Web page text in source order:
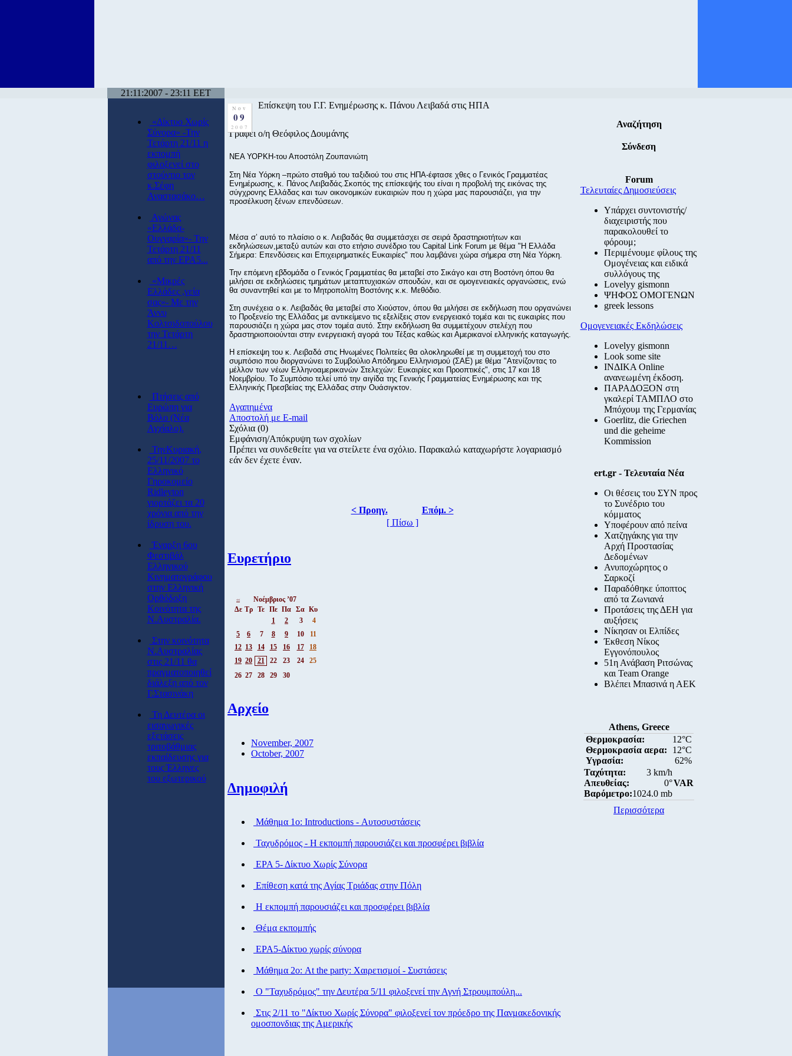
21:11:2007 - 23:11 EET
«Δίκτυο Χωρίς
Σύνορα» -Την
Τετάρτη 21/11 η
εκπομπή
φιλοξενεί στο
στούντιο τον
κ.Σέφη
Αναστασάκο…
Αγώνας
«Ελλάδα-
Ουγγαρία»- Την
Τετάρτη 21/11
από την ΕΡΑ5...
«Μικρές
Ελλάδες ,γεία
σας»- Με την
Άννυ
Κολτσιδοπούλου
την Τετάρτη
21/11…
Πτήσεις από
Eυρώπη για
Βόλο (Νέα
Αγχίαλο).
ΤηνΚυριακή,
25/11/2007 το
Ελληνικό
Γηροκομείο
Ridleyton
γιορτάζει τα 20
χρόνια από την
ίδρυση του.
Έναρξη 6ου
Φεστιβάλ
Ελληνικού
Κινηματογράφου
στην Ελληνική
Ορθόδοξη
Κοινότητα της
Ν.Αυστραλία.
Στην κοινότητα
Ν.Αυστραλίας
στις 21/11 θα
πραγματοποιηθεί
διάλεξη από τον
Γ.Στασινάκη
Τη Δευτέρα οι
εισαγωγικές
εξετάσεις
τριτοβάθμιας
εκπαίδευσης για
τους Έλληνες
του εξωτερικού
Nov
09
2007
Επίσκεψη του Γ.Γ. Ενημέρωσης κ. Πάνου Λειβαδά στις ΗΠΑ
Γράφει ο/η Θεόφιλος Δουμάνης
ΝΕΑ ΥΟΡΚΗ-του Αποστόλη Ζουπανιώτη
Στη Νέα Υόρκη –πρώτο σταθμό του ταξιδιού του στις ΗΠΑ-έφτασε χθες ο Γενικός Γραμματέας
Ενημέρωσης, κ. Πάνος Λειβαδάς.Σκοπός της επίσκεψής του είναι η προβολή της εικόνας της
σύγχρονης Ελλάδας και των οικονομικών ευκαιριών που η χώρα μας παρουσιάζει, για την
προσέλκυση ξένων επενδύσεων.
Μέσα σ’ αυτό το πλαίσιο ο κ. Λειβαδάς θα συμμετάσχει σε σειρά δραστηριοτήτων και
εκδηλώσεων,μεταξύ αυτών και στο ετήσιο συνέδριο του Capital Link Forum με θέμα "Η Ελλάδα
Σήμερα: Επενδύσεις και Επιχειρηματικές Ευκαιρίες" που λαμβάνει χώρα σήμερα στη Νέα Υόρκη.
Την επόμενη εβδομάδα ο Γενικός Γραμματέας θα μεταβεί στο Σικάγο και στη Βοστόνη όπου θα
μιλήσει σε εκδηλώσεις τμημάτων μεταπτυχιακών σπουδών, και σε ομογενειακές οργανώσεις, ενώ
θα συναντηθεί και με το Μητροπολίτη Βοστόνης κ.κ. Μεθόδιο.
Στη συνέχεια ο κ. Λειβαδάς θα μεταβεί στο Χιούστον, όπου θα μιλήσει σε εκδήλωση που οργανώνει
το Προξενείο της Ελλάδας με αντικείμενο τις εξελίξεις στον ενεργειακό τομέα και τις ευκαιρίες που
παρουσιάζει η χώρα μας στον τομέα αυτό. Στην εκδήλωση θα συμμετέχουν στελέχη που
δραστηριοποιούνται στην ενεργειακή αγορά του Τέξας καθώς και Αμερικανοί ελληνικής καταγωγής.
Η επίσκεψη του κ. Λειβαδά στις Ηνωμένες Πολιτείες θα ολοκληρωθεί με τη συμμετοχή του στο
συμπόσιο που διοργανώνει το Συμβούλιο Απόδημου Ελληνισμού (ΣΑΕ) με θέμα "Ατενίζοντας το
μέλλον των νέων Ελληνοαμερικανών Στελεχών: Ευκαιρίες και Προοπτικές", στις 17 και 18
Νοεμβρίου. Το Συμπόσιο τελεί υπό την αιγίδα της Γενικής Γραμματείας Ενημέρωσης και της
Ελληνικής Πρεσβείας της Ελλάδας στην Ουάσιγκτον.
Αγαπημένα
Αποστολή με E-mail
Σχόλια (0)
Εμφάνιση/Απόκρυψη των σχολίων
Πρέπει να συνδεθείτε για να στείλετε ένα σχόλιο. Παρακαλώ καταχωρήστε λογαριασμό
εάν δεν έχετε έναν.
< Προηγ.
Επόμ. >
[ Πίσω ]
Ευρετήριο
<<
Νοέμβριος ’07
Δε Τρ Τε Πε Πα Σα Κυ
1
2 3
4
5
6 7 8 9 10
11
12 13 14 15 16 17
18
19 20 21 22 23 24
25
26 27 28 29 30
Αρχείο
November, 2007
October, 2007
Δημοφιλή
Μάθημα 1ο: Introductions - Αυτοσυστάσεις
Ταχυδρόμος - Η εκπομπή παρουσιάζει και προσφέρει βιβλία
ΕΡΑ 5- Δίκτυο Χωρίς Σύνορα
Eπίθεση κατά της Αγίας Τριάδας στην Πόλη
Η εκπομπή παρουσιάζει και προσφέρει βιβλία
Θέμα εκπομπής
ΕΡΑ5-Δίκτυο χωρίς σύνορα
Μάθημα 2ο: At the party: Χαιρετισμοί - Συστάσεις
Ο "Ταχυδρόμος" την Δευτέρα 5/11 φιλοξενεί την Αγνή Στρουμπούλη...
Στις 2/11 το "Δίκτυο Χωρίς Σύνορα" φιλοξενεί τον πρόεδρο της Πανμακεδονικής
ομοσπονδιας της Αμερικής
Αναζήτηση
Σύνδεση
Forum
Τελευταίες Δημοσιεύσεις
Υπάρχει συντονιστής/
διαχειριστής που
παρακολουθεί το
φόρουμ;
Περιμένουμε φίλους της
Ομογένειας και ειδικά
συλλόγους της
Lovelyy gismonn
ΨΗΦΟΣ ΟΜΟΓΕΝΩΝ
greek lessons
Ομογενειακές Εκδηλώσεις
Lovelyy gismonn
Look some site
ΙΝΔΙΚΑ Online
ανανεωμένη έκδοση.
ΠΑΡΑΔΟΞΟΝ στη
γκαλερί ΤΑΜΠΛΟ στο
Μπόχουμ της Γερμανίας
Goerlitz, die Griechen
und die geheime
Kommission
ert.gr - Τελευταία Νέα
Οι θέσεις του ΣΥΝ προς
το Συνέδριο του
κόμματος
Υποφέρουν από πείνα
Χατζηγάκης για την
Αρχή Προστασίας
Δεδομένων
Ανυποχώρητος ο
Σαρκοζί
Παραδόθηκε ύποπτος
από τα Ζωνιανά
Προτάσεις της ΔΕΗ για
αυξήσεις
Νίκησαν οι Ελπίδες
Έκθεση Νίκος
Εγγονόπουλος
51η Ανάβαση Ριτσώνας
και Team Orange
Βλέπει Μπασινά η ΑΕΚ
Athens, Greece
Θερμοκρασία:
12°C
Θερμοκρασία αερα:
12°C
Υγρασία:
62%
Ταχύτητα:
3 km/h
Απευθείας:
0°
Βαρόμετρο:1024.0 mb
VAR
Περισσότερα